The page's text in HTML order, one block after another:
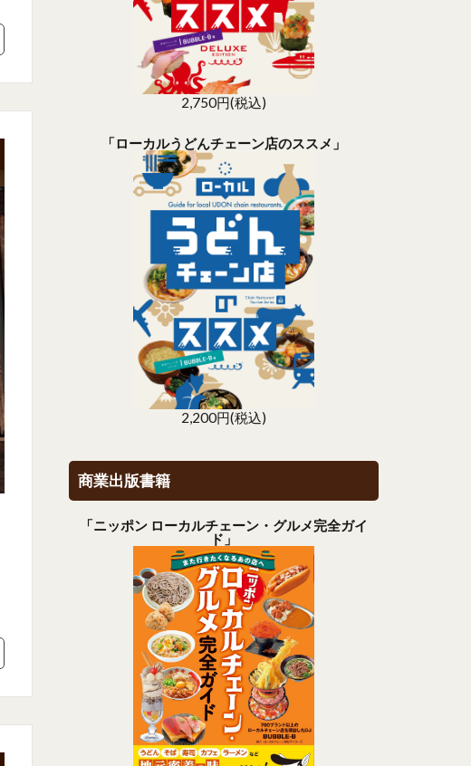
2,750円(税込)
「ローカルうどんチェーン店のススメ」
2,200円(税込)
商業出版書籍
「ニッポン ローカルチェーン・グルメ完全ガイ
ド」